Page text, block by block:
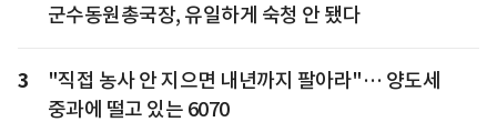
군수동원총국장, 유일하게 숙청 안 됐다
3
"직접 농사 안 지으면 내년까지 팔아라"… 양도세
중과에 떨고 있는 6070